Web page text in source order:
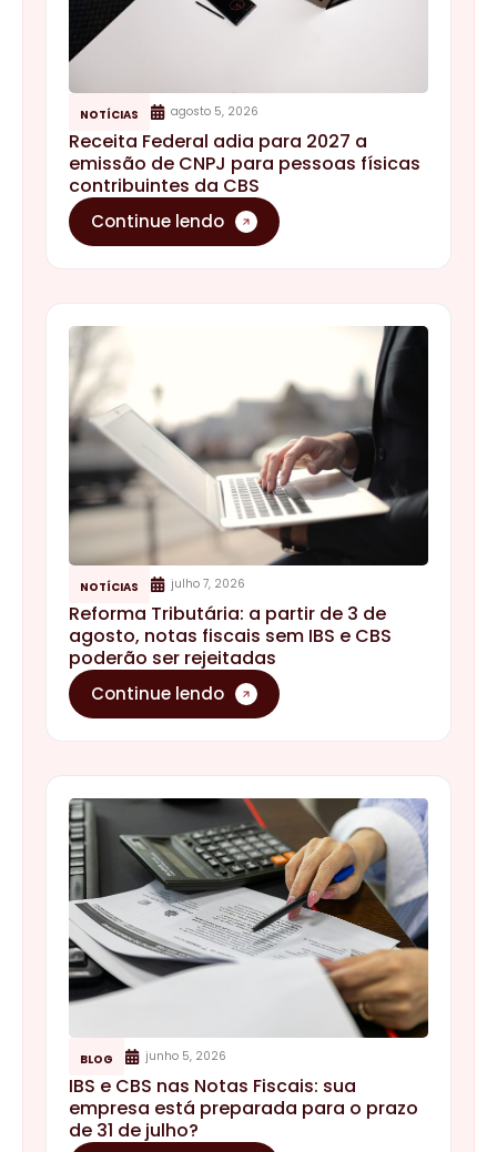
NOTÍCIAS agosto 5, 2026
Receita Federal adia para 2027 a
emissão de CNPJ para pessoas físicas
contribuintes da CBS
Continue lendo
NOTÍCIAS julho 7, 2026
Reforma Tributária: a partir de 3 de
agosto, notas fiscais sem IBS e CBS
poderão ser rejeitadas
Continue lendo
BLOG junho 5, 2026
IBS e CBS nas Notas Fiscais: sua
empresa está preparada para o prazo
de 31 de julho?